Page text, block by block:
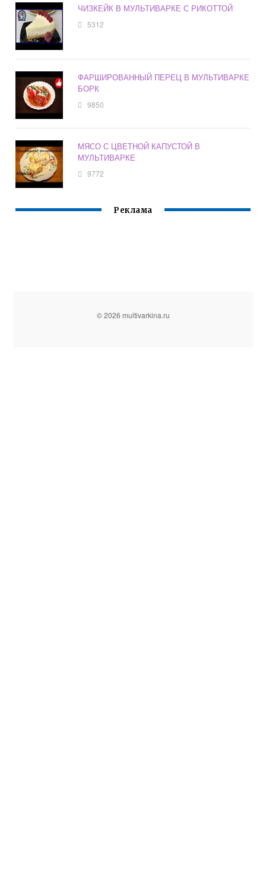
ЧИЗКЕЙК В МУЛЬТИВАРКЕ С РИКОТТОЙ
5312
ФАРШИРОВАННЫЙ ПЕРЕЦ В МУЛЬТИВАРКЕ
БОРК
9850
МЯСО С ЦВЕТНОЙ КАПУСТОЙ В
МУЛЬТИВАРКЕ
9772
Реклама
© 2026 multivarkina.ru